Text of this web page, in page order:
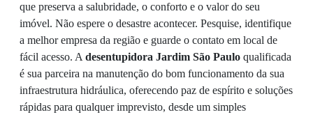
que preserva a salubridade, o conforto e o valor do seu
imóvel. Não espere o desastre acontecer. Pesquise, identifique
a melhor empresa da região e guarde o contato em local de
fácil acesso. A desentupidora Jardim São Paulo qualificada
é sua parceira na manutenção do bom funcionamento da sua
infraestrutura hidráulica, oferecendo paz de espírito e soluções
rápidas para qualquer imprevisto, desde um simples